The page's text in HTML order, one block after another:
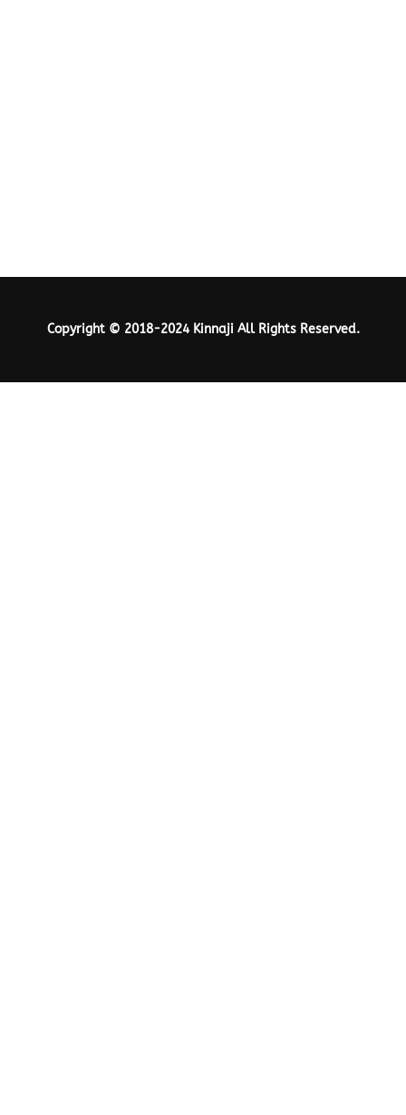
Copyright © 2018-2024 Kinnaji All Rights Reserved.